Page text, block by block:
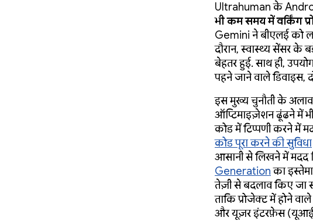
Ultrahuman के
भी कम समय में वर्किंग
Gemini ने बीएलई को
दौरान, स्वास्थ्य सेंसर के
बेहतर हुई. साथ ही,
पहने जाने वाले डिवाइस,
इस मुख्य चुनौती के
ऑप्टिमाइज़ेशन ढूंढने में
कोड में टिप्पणी करने में
कोड पूरा करने की सुविधा
आसानी से लिखने में मदद
Generationका
तेज़ी से बदलाव किए जा
ताकि प्रोजेक्ट में होने
और यूज़र इंटरफ़ेस (यूआई)